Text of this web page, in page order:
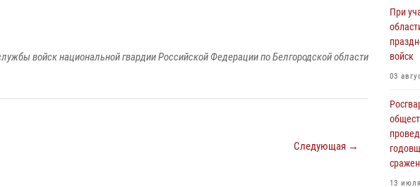
войск национальной гвардии Российской Федерации по Белгородской области
Следующая →
07
о
07
в
При
войск
03
13